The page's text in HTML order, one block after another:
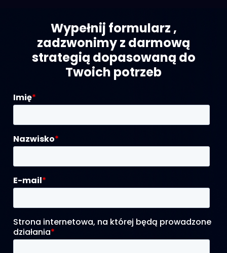
Wypełnij formularz ,
zadzwonimy z darmową
strategią dopasowaną do
Twoich potrzeb